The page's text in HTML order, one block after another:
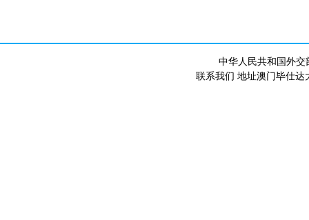
中华人民共和国外
联系我们 地址澳门毕仕